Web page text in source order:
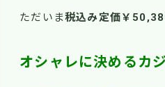
ただいま税込み定価￥
オシャレに決めるカ